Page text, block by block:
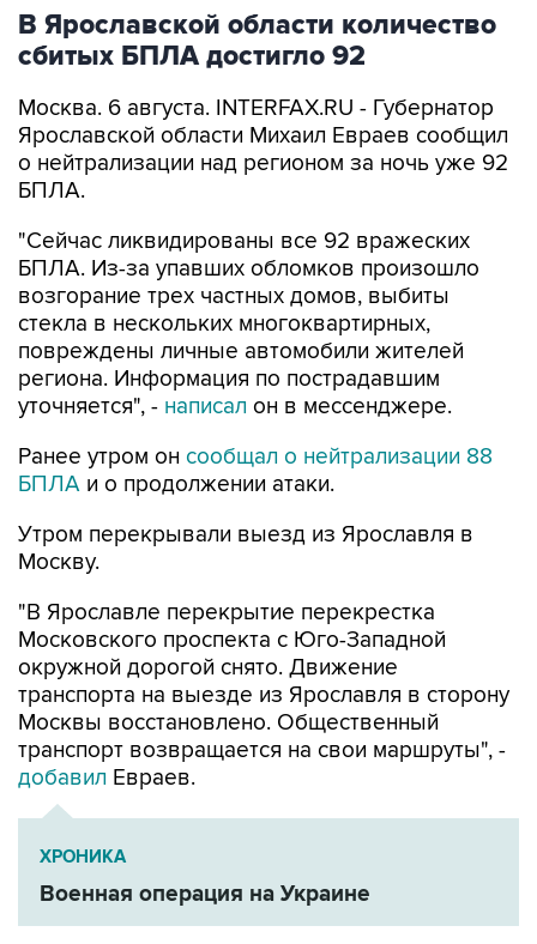
В Ярославской области количество
сбитых БПЛА достигло 92
Москва. 6 августа. INTERFAX.RU - Губернатор
Ярославской области Михаил Евраев сообщил
о нейтрализации над регионом за ночь уже 92
БПЛА.
"Сейчас ликвидированы все 92 вражеских
БПЛА. Из-за упавших обломков произошло
возгорание трех частных домов, выбиты
стекла в нескольких многоквартирных,
повреждены личные автомобили жителей
региона. Информация по пострадавшим
уточняется", - написал он в мессенджере.
Ранее утром он сообщал о нейтрализации 88
БПЛА и о продолжении атаки.
Утром перекрывали выезд из Ярославля в
Москву.
"В Ярославле перекрытие перекрестка
Московского проспекта с Юго-Западной
окружной дорогой снято. Движение
транспорта на выезде из Ярославля в сторону
Москвы восстановлено. Общественный
транспорт возвращается на свои маршруты", -
добавил Евраев.
ХРОНИКА
Военная операция на Украине